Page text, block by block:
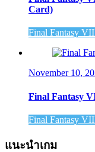
Card)
Final Fantasy
November 10,
Final Fantasy
Final Fantasy
แนะนำเกม